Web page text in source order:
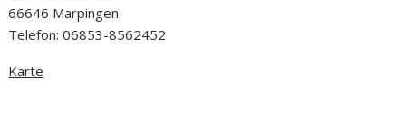
66646 Marpingen
Telefon: 06853-8562452
Karte